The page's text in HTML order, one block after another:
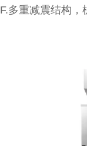
F.多重减震结构